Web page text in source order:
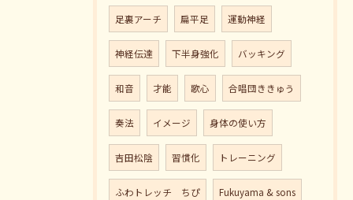
足裏アーチ 扁平足 運動神経
神経伝達 下半身強化 バッキング
和音 才能 歌心 合唱団ききゅう
奏法 イメージ 身体の使い方
吉田松陰 習慣化 トレーニング
ふわトレッチ ちぴ Fukuyama & sons